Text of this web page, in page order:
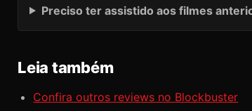
Preciso ter assistido aos filmes
Leia também
Confira outros reviews no Blockbuster